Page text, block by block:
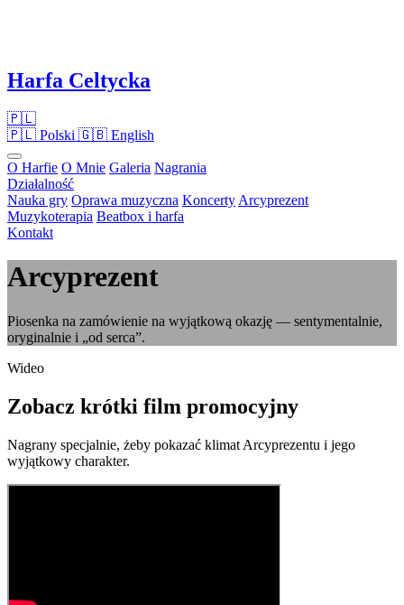
Harfa Celtycka
🇵🇱
🇵🇱 Polski 🇬🇧 English
O Harfie O Mnie Galeria Nagrania
Działalność
Nauka gry Oprawa muzyczna Koncerty Arcyprezent
Muzykoterapia Beatbox i harfa
Kontakt
Arcyprezent
Piosenka na zamówienie na wyjątkową okazję — sentymentalnie,
oryginalnie i „od serca”.
Wideo
Zobacz krótki film promocyjny
Nagrany specjalnie, żeby pokazać klimat Arcyprezentu i jego
wyjątkowy charakter.